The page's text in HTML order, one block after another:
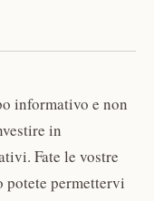
informativo e non
in
Fate le vostre
potete permettervi